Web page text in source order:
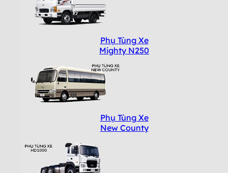
Phụ Tùng Xe
Mighty N250
Phụ Tùng Xe
New County